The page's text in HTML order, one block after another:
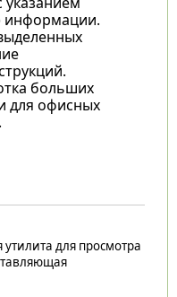
информации.
больших
для офисных
для просмотра